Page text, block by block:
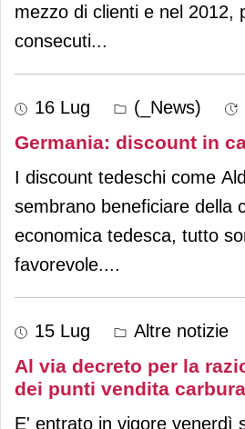
mezzo di clienti e nel 2012,
consecuti...
16 Lug (_News)
Germania: discount in
I discount tedeschi come
sembrano beneficiare della
economica tedesca, tutto
favorevole....
15 Lug Altre notizie
Al via decreto per la
dei punti vendita
E' entrato in vigore venerdì